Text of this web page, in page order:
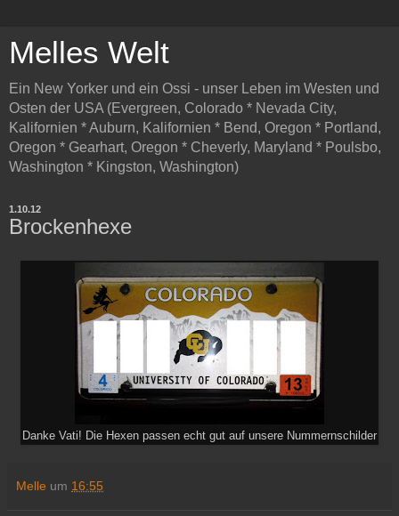
Melles Welt
Ein New Yorker und ein Ossi - unser Leben im Westen und
Osten der USA (Evergreen, Colorado * Nevada City,
Kalifornien * Auburn, Kalifornien * Bend, Oregon * Portland,
Oregon * Gearhart, Oregon * Cheverly, Maryland * Poulsbo,
Washington * Kingston, Washington)
1.10.12
Brockenhexe
Danke Vati! Die Hexen passen echt gut auf unsere Nummernschilder
Melle um 16:55